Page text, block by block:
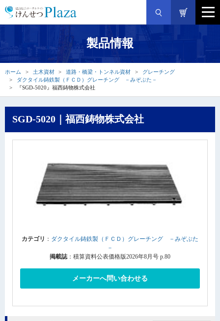
製品情報
ホーム 土木資材 道路・橋梁・トンネル資材
グレーチング
ダクタイル鋳鉄製（ＦＣＤ）グレーチング －みぞぶた－
『SGD-5020』福西鋳物株式会社
SGD-5020｜福西鋳物株式会社
カテゴリ ： ダクタイル鋳鉄製（ＦＣＤ）グレーチング －みぞぶた
－
掲載誌：積算資料公表価格版2026年8月号 p.80
メーカーへ問い合わせる